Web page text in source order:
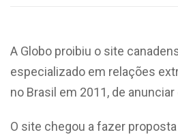
A Globo proibiu o site
especializado em relações
no Brasil em 2011, de
O site chegou a fazer